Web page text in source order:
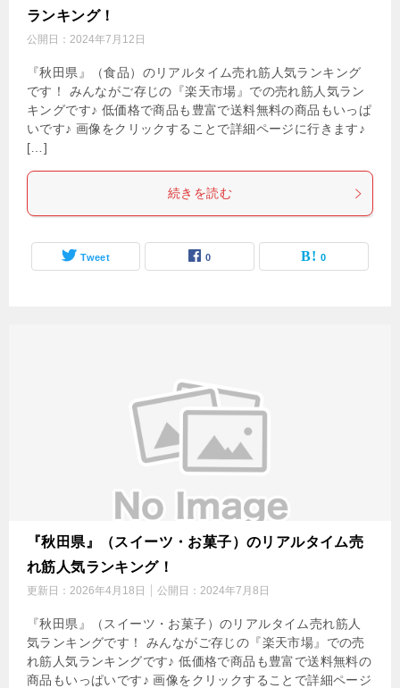
ランキング！
公開日： 2024年7月12日
『秋田県』（食品）のリアルタイム売れ筋人気ランキング
です！ みんながご存じの『楽天市場』での売れ筋人気ラン
キングです♪ 低価格で商品も豊富で送料無料の商品もいっぱ
いです♪ 画像をクリックすることで詳細ページに行きます♪
[…]
続きを読む
Tweet 0 0
『秋田県』（スイーツ・お菓子）のリアルタイム売
れ筋人気ランキング！
更新日： 2026年4月18日 公開日： 2024年7月8日
『秋田県』（スイーツ・お菓子）のリアルタイム売れ筋人
気ランキングです！ みんながご存じの『楽天市場』での売
れ筋人気ランキングです♪ 低価格で商品も豊富で送料無料の
商品もいっぱいです♪ 画像をクリックすることで詳細ページ